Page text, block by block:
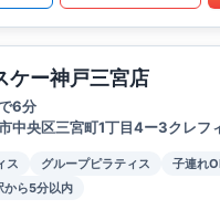
ケー神戸三宮店
6分
中央区三宮町1丁目4ー3クレフ
ス グループピラティス 子連れ
から5分以内